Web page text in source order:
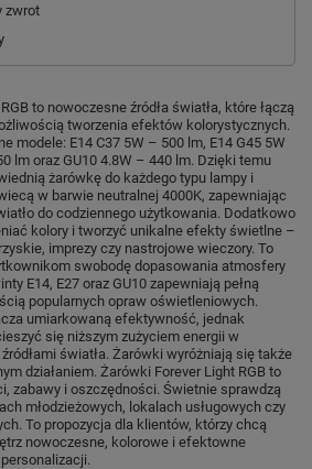
zwrot
to nowoczesne źródła światła, które łączą
tworzenia efektów kolorystycznych.
modele: E14 C37 5W – 500 lm, E14 G45 5W
lm oraz GU10 4.8W – 440 lm. Dzięki temu
żarówkę do każdego typu lampy i
w barwie neutralnej 4000K, zapewniając
do codziennego użytkowania. Dodatkowo
kolory i tworzyć unikalne efekty świetlne –
imprezy czy nastrojowe wieczory. To
swobodę dopasowania atmosfery
E14, E27 oraz GU10 zapewniają pełną
popularnych opraw oświetleniowych.
umiarkowaną efektywność, jednak
się niższym zużyciem energii w
światła. Żarówki wyróżniają się także
działaniem. Żarówki Forever Light RGB to
zabawy i oszczędności. Świetnie sprawdzą
młodzieżowych, lokalach usługowych czy
To propozycja dla klientów, którzy chcą
nowoczesne, kolorowe i efektowne